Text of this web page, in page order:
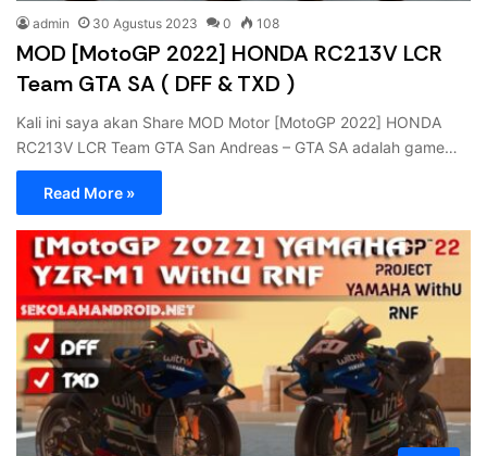
admin 30 Agustus 2023 0 108
MOD [MotoGP 2022] HONDA RC213V LCR
Team GTA SA ( DFF & TXD )
Kali ini saya akan Share MOD Motor [MotoGP 2022] HONDA
RC213V LCR Team GTA San Andreas – GTA SA adalah game…
Read More »